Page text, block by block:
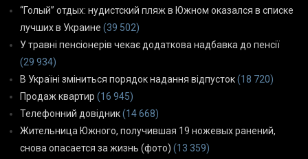
“Голый” отдых: нудистский пляж в Южном оказался в списке
лучших в Украине (39 502)
У травні пенсіонерів чекає додаткова надбавка до пенсії
(29 934)
В Україні зміниться порядок надання відпусток(18 720)
Продаж квартир (16 945)
Телефонний довідник(14 668)
Жительница Южного, получившая 19 ножевых ранений,
снова опасается за жизнь (фото) (13 359)